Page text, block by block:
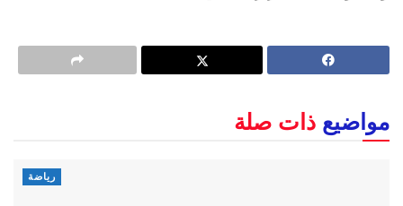
مواضيع ذات صلة
رياضة